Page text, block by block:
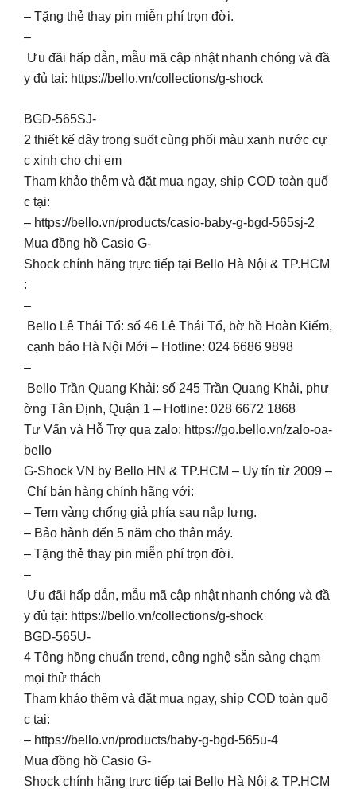
– Tặng thẻ thay pin miễn phí trọn đời.
–
Ưu đãi hấp dẫn, mẫu mã cập nhật nhanh chóng và đầ
y đủ tại: https://bello.vn/collections/g-shock
BGD-565SJ-
2 thiết kế dây trong suốt cùng phối màu xanh nước cự
c xinh cho chị em
Tham khảo thêm và đặt mua ngay, ship COD toàn quố
c tại:
– https://bello.vn/products/casio-baby-g-bgd-565sj-2
Mua đồng hồ Casio G-
Shock chính hãng trực tiếp tại Bello Hà Nội & TP.HCM
:
–
Bello Lê Thái Tổ: số 46 Lê Thái Tổ, bờ hồ Hoàn Kiếm,
cạnh báo Hà Nội Mới – Hotline: 024 6686 9898
–
Bello Trần Quang Khải: số 245 Trần Quang Khải, phư
ờng Tân Định, Quận 1 – Hotline: 028 6672 1868
Tư Vấn và Hỗ Trợ qua zalo: https://go.bello.vn/zalo-oa-
bello
G-Shock VN by Bello HN & TP.HCM – Uy tín từ 2009 –
Chỉ bán hàng chính hãng với:
– Tem vàng chống giả phía sau nắp lưng.
– Bảo hành đến 5 năm cho thân máy.
– Tặng thẻ thay pin miễn phí trọn đời.
–
Ưu đãi hấp dẫn, mẫu mã cập nhật nhanh chóng và đầ
y đủ tại: https://bello.vn/collections/g-shock
BGD-565U-
4 Tông hồng chuẩn trend, công nghệ sẵn sàng chạm
mọi thử thách
Tham khảo thêm và đặt mua ngay, ship COD toàn quố
c tại:
– https://bello.vn/products/baby-g-bgd-565u-4
Mua đồng hồ Casio G-
Shock chính hãng trực tiếp tại Bello Hà Nội & TP.HCM